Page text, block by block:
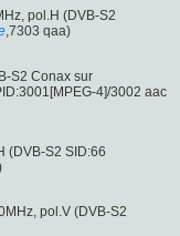
pol.H (DVB-S2
,7303 qaa)
S2 Conax sur
4]/3002 aac
(DVB-S2 SID:66
pol.V (DVB-S2